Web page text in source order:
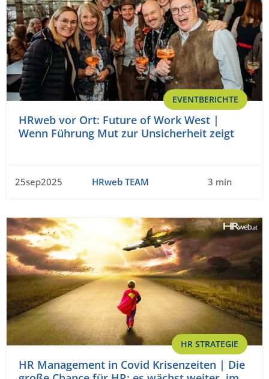
EVENTBERICHTE
HRweb vor Ort: Future of Work West |
Wenn Führung Mut zur Unsicherheit zeigt
25sep2025 HRweb TEAM 3 min
HR STRATEGIE
HR Management in Covid Krisenzeiten | Die